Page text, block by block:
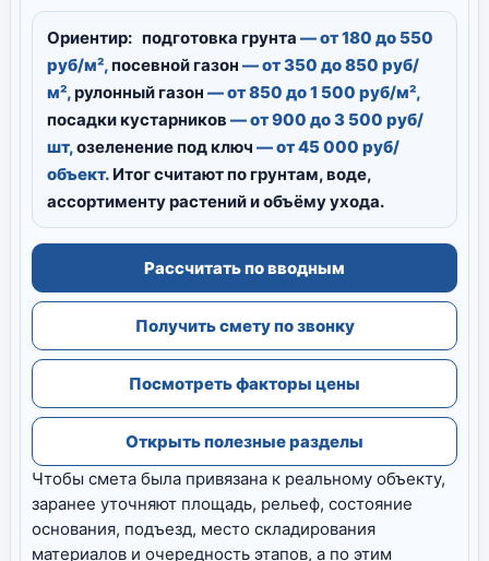
Ориентир: подготовка грунта — от 180 до 550
руб/м²,посевной газон — от 350 до 850 руб/
м²,рулонный газон — от 850 до 1 500 руб/м²,
посадки кустарников — от 900 до 3 500 руб/
шт,озеленение под ключ — от 45 000 руб/
объект. Итог считают по грунтам, воде,
ассортименту растений и объёму ухода.
Рассчитать по вводным
Получить смету по звонку
Посмотреть факторы цены
Открыть полезные разделы
Чтобы смета была привязана к реальному объекту,
заранее уточняют площадь, рельеф, состояние
основания, подъезд, место складирования
материалов и очередность этапов, а по этим